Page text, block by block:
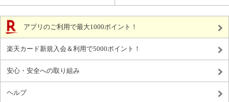
アプリのご利用で最大1000ポイント！
楽天カード新規入会＆利用で5000ポイント！
安心・安全への取り組み
ヘルプ